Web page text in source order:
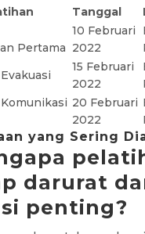
Tanggal
Pertama
10 Februari
2022
15 Februari
2022
20 Februari
2022
yang Sering
darurat
penting?